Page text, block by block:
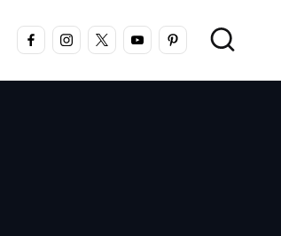
FACEBOOKINSTAGRAM
X YOUTUBEPINTEREST